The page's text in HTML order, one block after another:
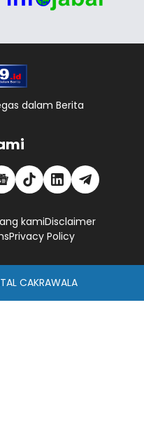
dalam Berita
kamiDisclaimer
Privacy Policy
CAKRAWALA